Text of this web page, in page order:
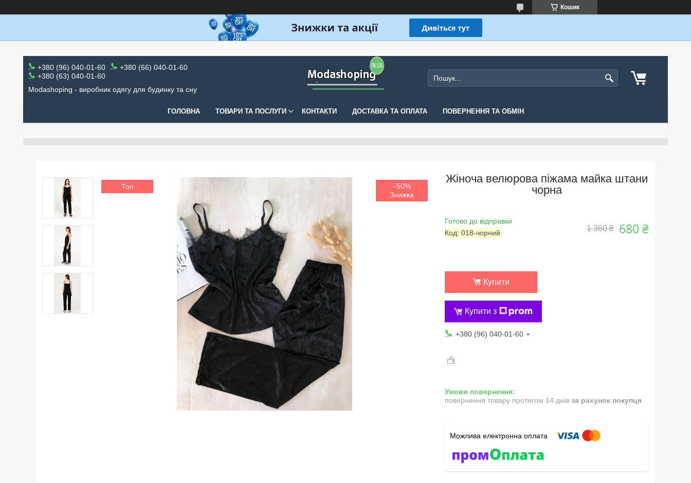
Кошик
+380 (96) 040-01-60
+380 (66) 040-01-60
+380 (63) 040-01-60
Modashoping - виробник одягу для будинку та сну
ГОЛОВНА ТОВАРИ ТА ПОСЛУГИ КОНТАКТИ ДОСТАВКА ТА ОПЛАТА ПОВЕРНЕННЯ ТА ОБМІН
Топ –50%
Жіноча велюрова піжама майка штани
чорна
Готово до відправки
Код: 018-чорний 1 360 ₴ 680 ₴
Купити
Купити з
+380 (96) 040-01-60
повернення товару протягом 14 днів за рахунок покупця